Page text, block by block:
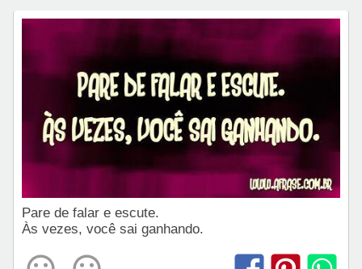
Pare de falar e escute.
Às vezes, você sai ganhando.